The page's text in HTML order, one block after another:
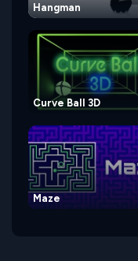
Hangman
Curve Ball 3D
Maze